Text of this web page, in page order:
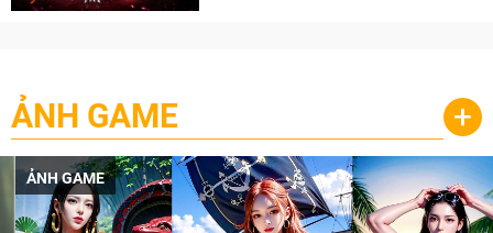
ẢNH GAME +
ẢNH GAME